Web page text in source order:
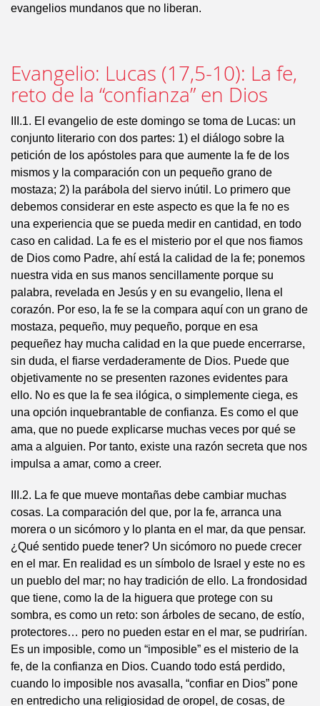
evangelios mundanos que no liberan.
Evangelio: Lucas (17,5-10): La fe,
reto de la “confianza” en Dios
III.1. El evangelio de este domingo se toma de Lucas: un
conjunto literario con dos partes: 1) el diálogo sobre la
petición de los apóstoles para que aumente la fe de los
mismos y la comparación con un pequeño grano de
mostaza; 2) la parábola del siervo inútil. Lo primero que
debemos considerar en este aspecto es que la fe no es
una experiencia que se pueda medir en cantidad, en todo
caso en calidad. La fe es el misterio por el que nos fiamos
de Dios como Padre, ahí está la calidad de la fe; ponemos
nuestra vida en sus manos sencillamente porque su
palabra, revelada en Jesús y en su evangelio, llena el
corazón. Por eso, la fe se la compara aquí con un grano de
mostaza, pequeño, muy pequeño, porque en esa
pequeñez hay mucha calidad en la que puede encerrarse,
sin duda, el fiarse verdaderamente de Dios. Puede que
objetivamente no se presenten razones evidentes para
ello. No es que la fe sea ilógica, o simplemente ciega, es
una opción inquebrantable de confianza. Es como el que
ama, que no puede explicarse muchas veces por qué se
ama a alguien. Por tanto, existe una razón secreta que nos
impulsa a amar, como a creer.
III.2. La fe que mueve montañas debe cambiar muchas
cosas. La comparación del que, por la fe, arranca una
morera o un sicómoro y lo planta en el mar, da que pensar.
¿Qué sentido puede tener? Un sicómoro no puede crecer
en el mar. En realidad es un símbolo de Israel y este no es
un pueblo del mar; no hay tradición de ello. La frondosidad
que tiene, como la de la higuera que protege con su
sombra, es como un reto: son árboles de secano, de estío,
protectores… pero no pueden estar en el mar, se pudrirían.
Es un imposible, como un “imposible” es el misterio de la
fe, de la confianza en Dios. Cuando todo está perdido,
cuando lo imposible nos avasalla, “confiar en Dios” pone
en entredicho una religiosidad de oropel, de cosas, de